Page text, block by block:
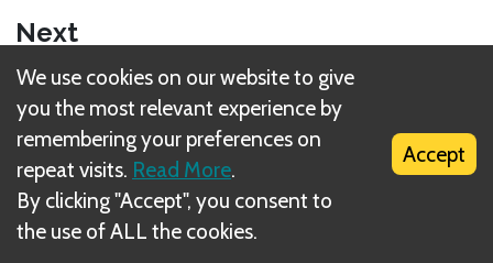
Next
Pakokauhu!
Related Rule(s)
Ruskeareunaisten korttien pelaaminen
We use cookies on our website to give
you the most relevant experience by
remembering your preferences on
repeat visits. Read More.
By clicking "Accept", you consent to
the use of ALL the cookies.
Accept